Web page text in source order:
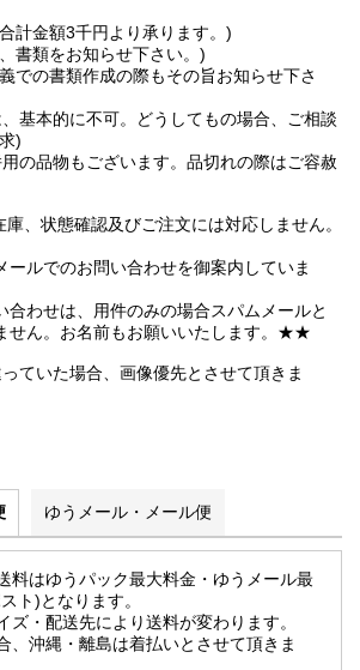
計金額3千円より承ります。)
書類をお知らせ下さい。)
での書類作成の際もその旨お知らせ下さ
基本的に不可。どうしてもの場合、ご相談
)
の品物もございます。品切れの際はご容赦
、状態確認及びご注文には対応しません。
でのお問い合わせを御案内していま
わせは、用件のみの場合スパムメールと
せん。お名前もお願いいたします。★★
ていた場合、画像優先とさせて頂きま
ゆうメール・メール便
料はゆうパック最大料金・ゆうメール最
ト)となります。
・配送先により送料が変わります。
、沖縄・離島は着払いとさせて頂きま